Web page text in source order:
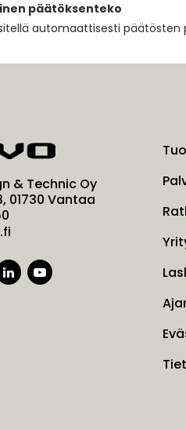
päätöksenteko
automaattisesti päätösten
& Technic Oy
01730 Vantaa